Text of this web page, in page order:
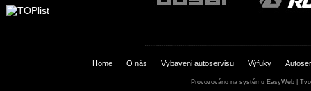
Home O nás Vybaveni autoservisu Výfuky
Provozováno na systému EasyWeb|